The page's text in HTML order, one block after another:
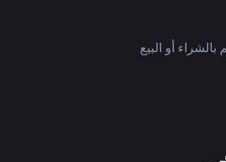
أو البيع